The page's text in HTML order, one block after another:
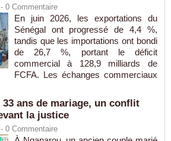
0 Commentaire
En juin 2026, les exportations du
Sénégal ont progressé de 4,4 %,
tandis que les importations ont bondi
de 26,7 %, portant le déficit
commercial à 128,9 milliards de
FCFA. Les échanges commerciaux
33 ans de mariage, un conflit
la justice
0 Commentaire